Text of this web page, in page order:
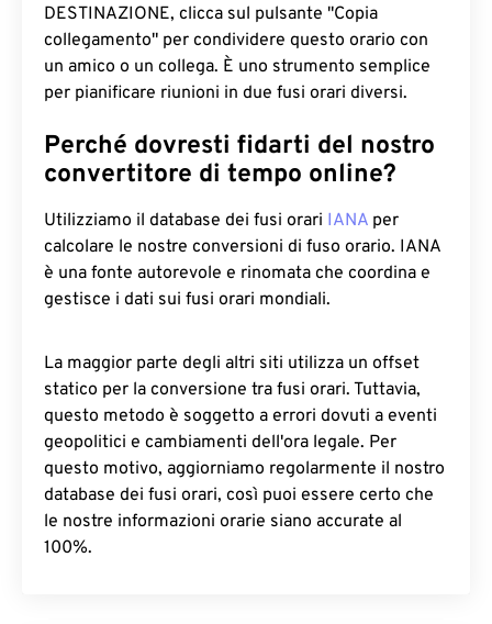
DESTINAZIONE, clicca sul pulsante "Copia
collegamento" per condividere questo orario con
un amico o un collega. È uno strumento semplice
per pianificare riunioni in due fusi orari diversi.
Perché dovresti fidarti del nostro
convertitore di tempo online?
Utilizziamo il database dei fusi orari IANA per
calcolare le nostre conversioni di fuso orario. IANA
è una fonte autorevole e rinomata che coordina e
gestisce i dati sui fusi orari mondiali.
La maggior parte degli altri siti utilizza un offset
statico per la conversione tra fusi orari. Tuttavia,
questo metodo è soggetto a errori dovuti a eventi
geopolitici e cambiamenti dell'ora legale. Per
questo motivo, aggiorniamo regolarmente il nostro
database dei fusi orari, così puoi essere certo che
le nostre informazioni orarie siano accurate al
100%.